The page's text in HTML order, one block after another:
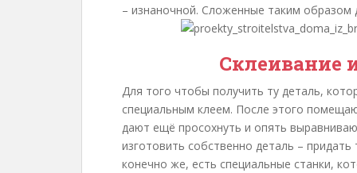
– изнаночной. Сложенные таким
Склеивание
Для того чтобы получить ту деталь,
специальным клеем. После этого
дают ещё просохнуть и опять
изготовить собственно деталь –
конечно же, есть специальные станки,